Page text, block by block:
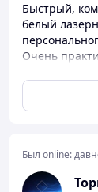
Быстрый,
белый
Очень
Был online: